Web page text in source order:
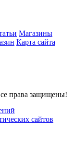
Магазины
Карта сайта
права защищены!